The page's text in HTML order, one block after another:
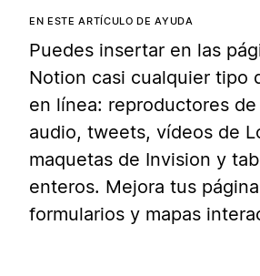
EN ESTE ARTÍCULO DE AYUDA
Puedes insertar en las
Notion casi cualquier tipo
en línea: reproductores
audio, tweets, vídeos de
maquetas de Invision y
enteros. Mejora tus
formularios y mapas